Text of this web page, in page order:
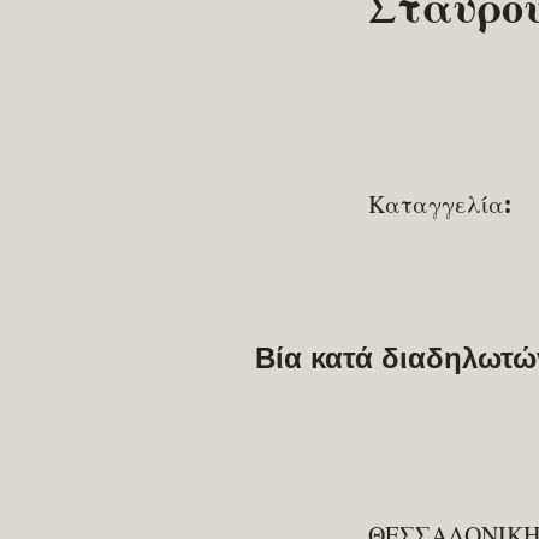
Καταγγελία:
Βία κατά